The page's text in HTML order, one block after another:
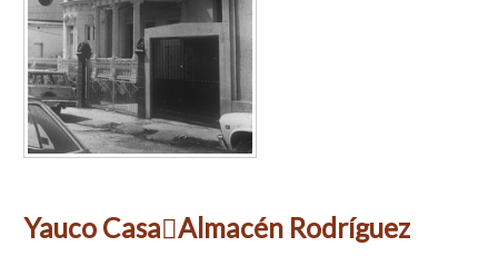
Yauco CasaAlmacén Rodríguez